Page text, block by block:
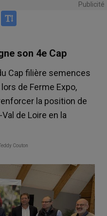
Publicité
Print
son 4e Cap
Cap filière semences
de Ferme Expo,
la position de
de Loire en la
Couton